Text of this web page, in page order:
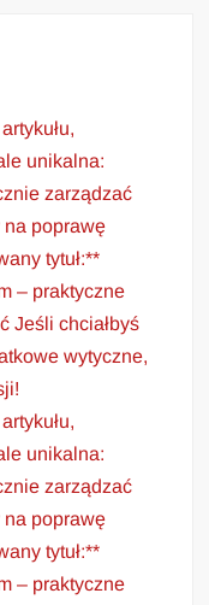
unikalna:
zarządzać
na poprawę
tytuł:**
– praktyczne
Jeśli chciałbyś
wytyczne,
unikalna:
zarządzać
na poprawę
tytuł:**
– praktyczne